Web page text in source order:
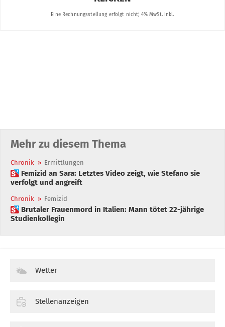
Mehr zu diesem Thema
Chronik » Ermittlungen
 Femizid an Sara: Letztes Video zeigt, wie Stefano sie
verfolgt und angreift
Chronik » Femizid
 Brutaler Frauenmord in Italien: Mann tötet 22-jährige
Studienkollegin
Wetter
Stellenanzeigen